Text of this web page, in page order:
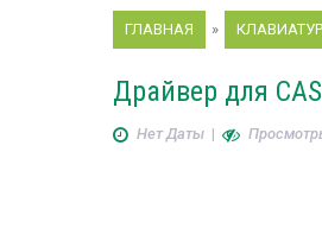
ГЛАВНАЯ »
Драйвер для
Нет Даты |